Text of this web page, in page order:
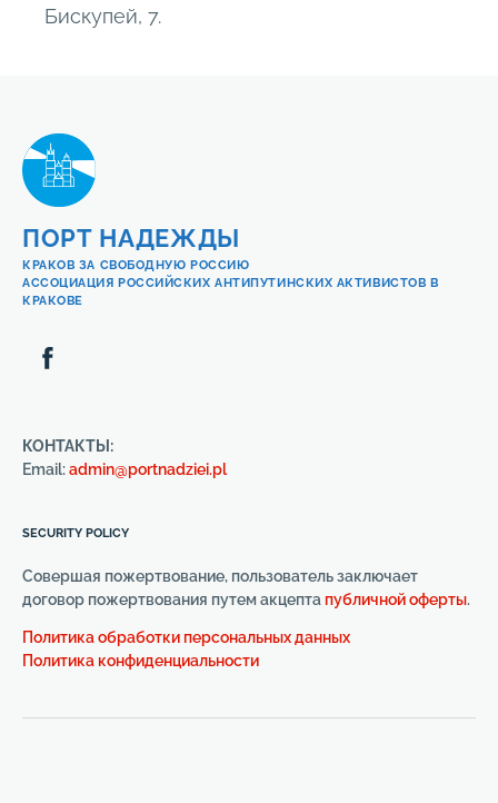
Бискупей, 7.
ПОРТ НАДЕЖДЫ
КРАКОВ ЗА СВОБОДНУЮ РОССИЮ
АССОЦИАЦИЯ РОССИЙСКИХ АНТИПУТИНСКИХ АКТИВИСТОВ В
КРАКОВЕ
КОНТАКТЫ:
Email:admin@portnadziei.pl
SECURITY POLICY
Совершая пожертвование, пользователь заключает
договор пожертвования путем акцепта публичной оферты.
Политика обработки персональных данных
Политика конфиденциальности